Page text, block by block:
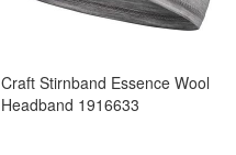
Craft Stirnband Essence Wool
Headband 1916633